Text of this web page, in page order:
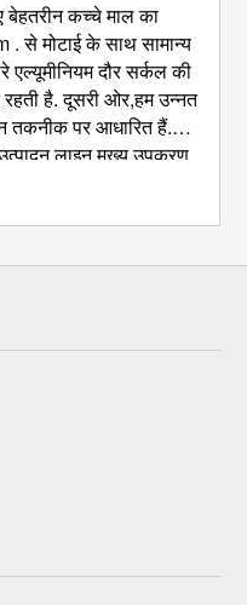
बेहतरीन कच्चे माल का
से मोटाई के साथ सामान्य
दौर सर्कल की
रहती है. दूसरी ओर,हम उन्नत
तकनीक पर आधारित हैं.
लाइन मुख्य उपकरण